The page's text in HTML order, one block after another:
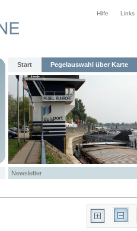
Hilfe Links
Start Pegelauswahl über Karte
Newsletter